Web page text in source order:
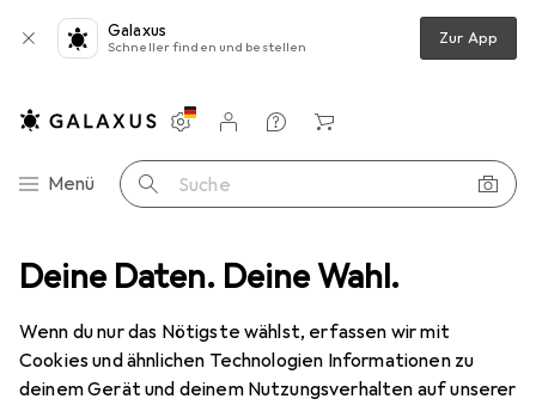
Deine Daten. Deine Wahl.
Wenn du nur das Nötigste wählst, erfassen wir mit
Cookies und ähnlichen Technologien Informationen zu
deinem Gerät und deinem Nutzungsverhalten auf unserer
Galaxus
Schneller finden und bestellen Zur App
Navigation nach Kategorien
Menü Suche
Einstellungen
Kundenkonto
Vergleichslisten
Merklisten
Warenkorb
Innenbeleuchtung Tischlampe Globo Tischleuchte Pegasi
4 Bilder